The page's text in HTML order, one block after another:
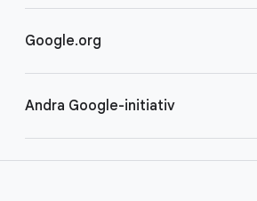
Vanliga frågor
Google.org
Hem
COVID-19
Andra Google-initiativ
Google för ideella organisationer